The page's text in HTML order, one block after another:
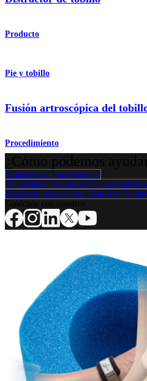
Producto
Pie y tobillo
Fusión artroscópica del
Procedimiento
Contacte a un representante
Ver eventos, laboratorios y
Regístrese para recibir: ¿Qué hay de
RodillaCodoMano y muñecaPie
CaderaOrtobiológicosCirugía
Producto
HombroRodillaCodoMano y muñecaPie
Cirugía cardiotorácica
Columna vertebral